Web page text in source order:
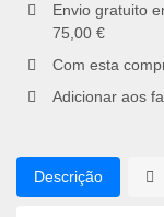
Envio gratuito
75,00 €
Com esta
Adicionar aos
Descrição